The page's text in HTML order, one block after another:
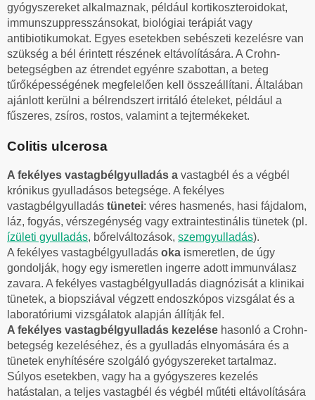
gyógyszereket alkalmaznak, például kortikoszteroidokat,
immunszuppresszánsokat, biológiai terápiát vagy
antibiotikumokat. Egyes esetekben sebészeti kezelésre van
szükség a bél érintett részének eltávolítására. A Crohn-
betegségben az étrendet egyénre szabottan, a beteg
tűrőképességének megfelelően kell összeállítani. Általában
ajánlott kerülni a bélrendszert irritáló ételeket, például a
fűszeres, zsíros, rostos, valamint a tejtermékeket.
Colitis ulcerosa
A fekélyes vastagbélgyulladás a vastagbél és a végbél
krónikus gyulladásos betegsége. A fekélyes
vastagbélgyulladás tünetei: véres hasmenés, hasi fájdalom,
láz, fogyás, vérszegénység vagy extraintestinális tünetek (pl.
ízületi gyulladás, bőrelváltozások, szemgyulladás).
A fekélyes vastagbélgyulladás oka ismeretlen, de úgy
gondolják, hogy egy ismeretlen ingerre adott immunválasz
zavara. A fekélyes vastagbélgyulladás diagnózisát a klinikai
tünetek, a biopsziával végzett endoszkópos vizsgálat és a
laboratóriumi vizsgálatok alapján állítják fel.
A fekélyes vastagbélgyulladás kezelése hasonló a Crohn-
betegség kezeléséhez, és a gyulladás elnyomására és a
tünetek enyhítésére szolgáló gyógyszereket tartalmaz.
Súlyos esetekben, vagy ha a gyógyszeres kezelés
hatástalan, a teljes vastagbél és végbél műtéti eltávolítására